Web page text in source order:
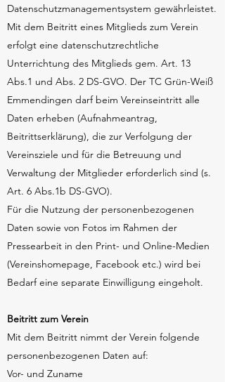
Datenschutzmanagementsystem gewährleistet.
Mit dem Beitritt eines Mitglieds zum Verein
erfolgt eine datenschutzrechtliche
Unterrichtung des Mitglieds gem. Art. 13
Abs.1 und Abs. 2 DS-GVO. Der TC Grün-Weiß
Emmendingen darf beim Vereinseintritt alle
Daten erheben (Aufnahmeantrag,
Beitrittserklärung), die zur Verfolgung der
Vereinsziele und für die Betreuung und
Verwaltung der Mitglieder erforderlich sind (s.
Art. 6 Abs.1b DS-GVO).
Für die Nutzung der personenbezogenen
Daten sowie von Fotos im Rahmen der
Pressearbeit in den Print- und Online-Medien
(Vereinshomepage, Facebook etc.) wird bei
Bedarf eine separate Einwilligung eingeholt.
Beitritt zum Verein
Mit dem Beitritt nimmt der Verein folgende
personenbezogenen Daten auf:
Vor- und Zuname